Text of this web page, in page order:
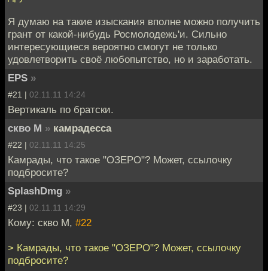
Я думаю на такие изыскания вполне можно получить
грант от какой-нибудь Росмолодежь'и. Сильно
интересующиеся вероятно смогут не только
удовлетворить своё любопытство, но и заработать.
EPS »
#21 | 02.11.11 14:24
Вертикаль по братски.
скво М » камрадесса
#22 | 02.11.11 14:25
Камрады, что такое "ОЗЕРО"? Может, ссылочку
подбросите?
SplashDmg »
#23 | 02.11.11 14:29
Кому: скво М, #22
> Камрады, что такое "ОЗЕРО"? Может, ссылочку
подбросите?